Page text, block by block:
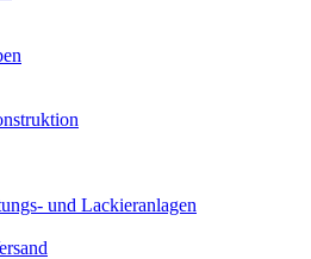
und Lackieranlagen